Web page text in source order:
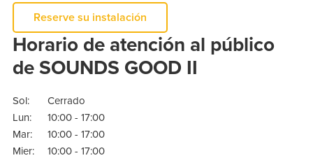
Reserve su instalación
Horario de atención al público
de SOUNDS GOOD II
Sol:
Cerrado
Lun:
10:00 - 17:00
Mar:
10:00 - 17:00
Mier:
10:00 - 17:00